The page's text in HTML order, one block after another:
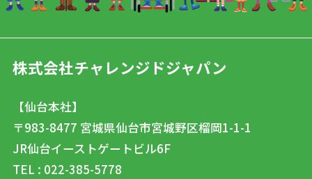
株式会社チャレンジドジャパン
【仙台本社】
〒983-8477 宮城県仙台市宮城野区榴岡1-1-1
JR仙台イーストゲートビル6F
TEL : 022-385-5778